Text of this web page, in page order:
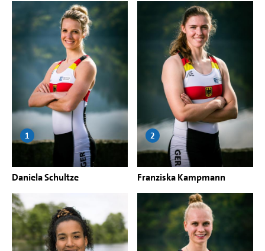
Daniela Schultze
1
Franziska Kampmann
2